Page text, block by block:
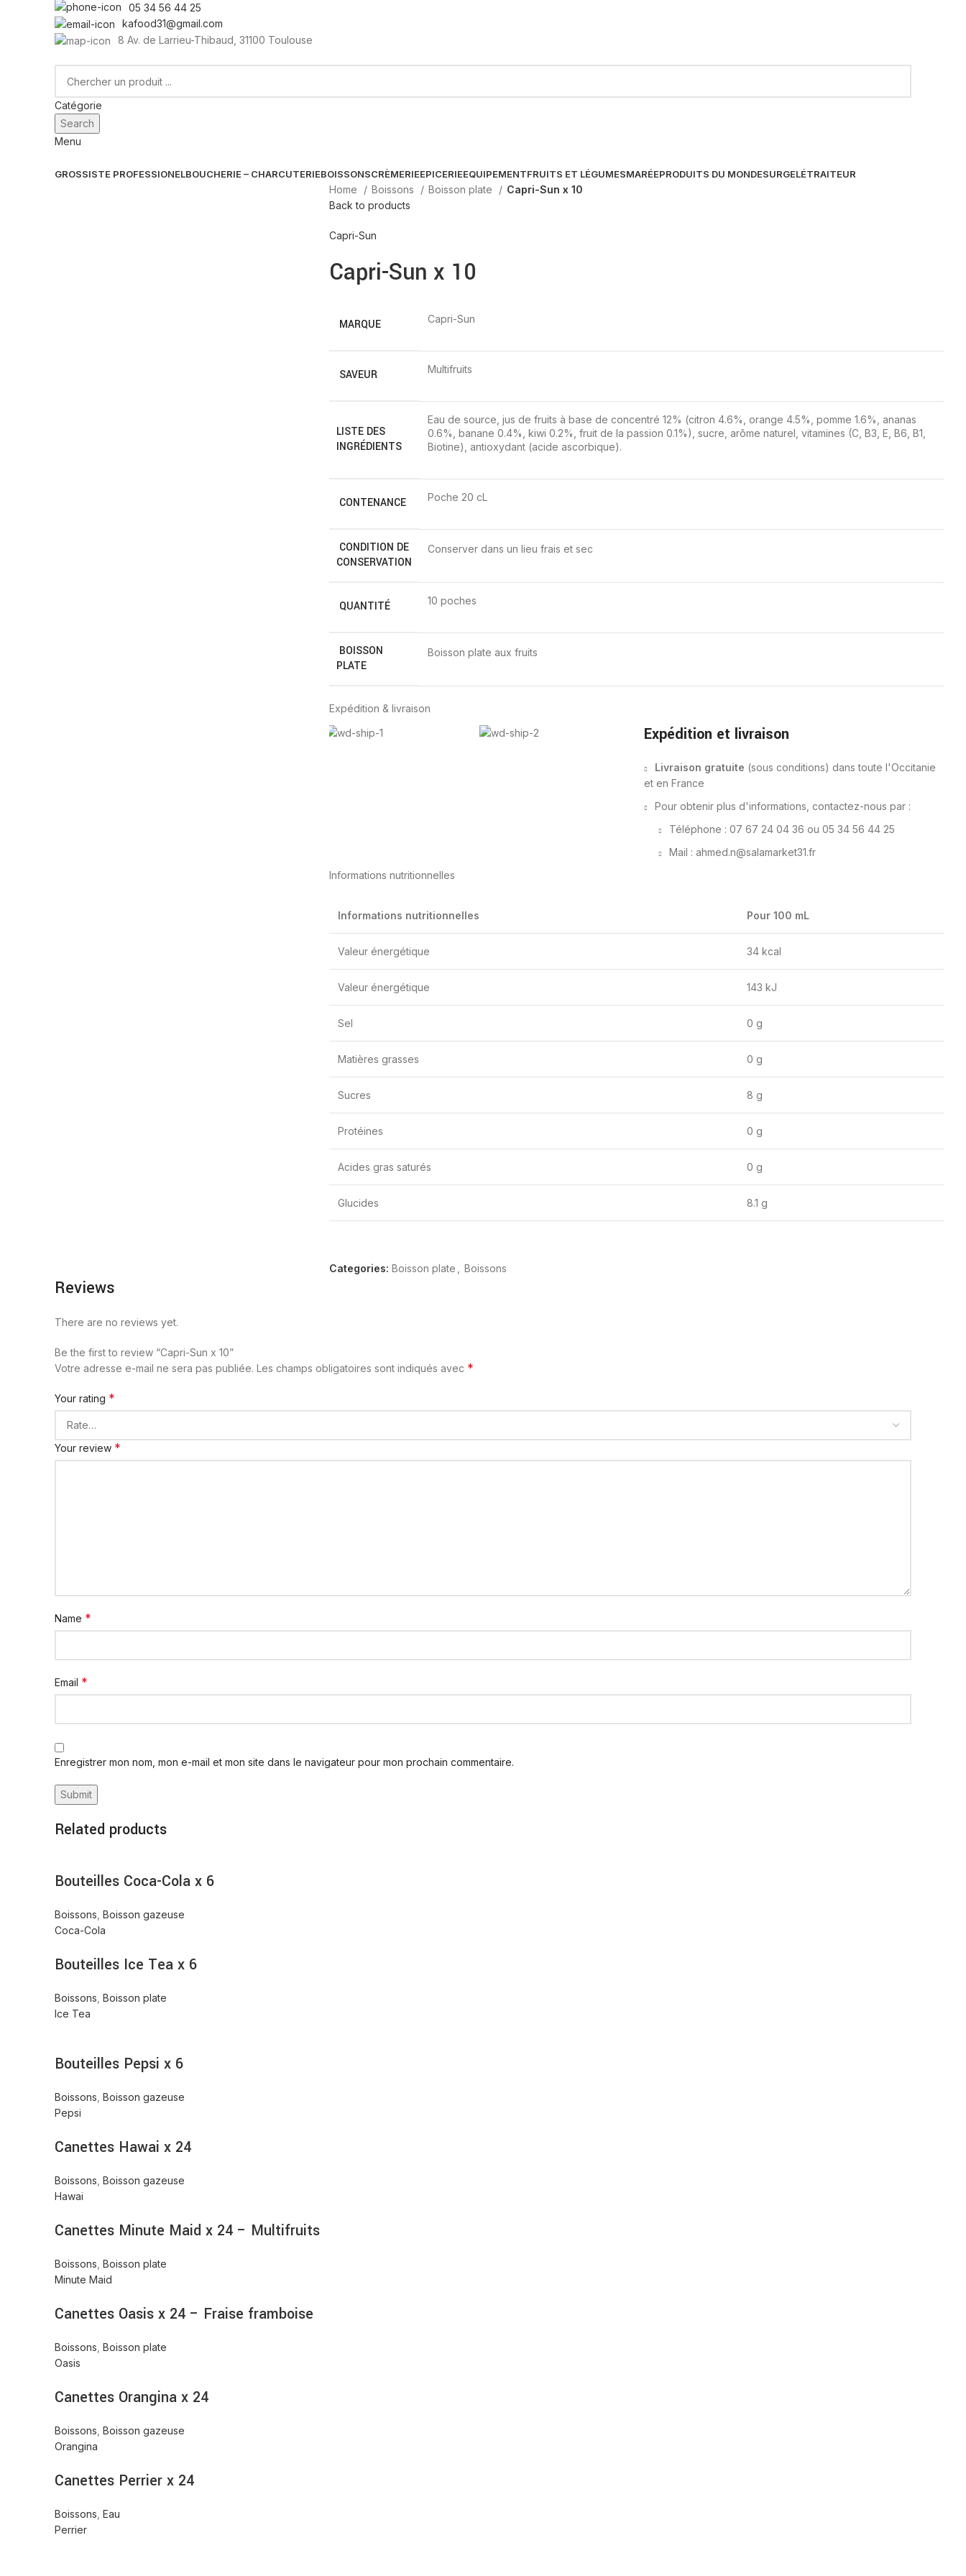
05 34 56 44 25
kafood31@gmail.com
8 Av. de Larrieu-Thibaud, 31100 Toulouse
Catégorie
Search
Menu
GROSSISTE PROFESSIONELBOUCHERIE – CHARCUTERIEBOISSONSCRÈMERIEEPICERIEEQUIPEMENTFRUITS ET LÉGUMESMARÉEPRODUITS DU MONDESURGELÉTRAITEUR
Home Boissons Boisson plate
Capri-Sun x 10
Back to products
Capri-Sun
Capri-Sun x 10
MARQUE Capri-Sun
SAVEUR Multifruits
LISTE DES
INGRÉDIENTS
Eau de source, jus de fruits à base de concentré 12% (citron 4.6%, orange 4.5%, pomme 1.6%, ananas
0.6%, banane 0.4%, kiwi 0.2%, fruit de la passion 0.1%), sucre, arôme naturel, vitamines (C, B3, E, B6, B1,
Biotine), antioxydant (acide ascorbique).
CONTENANCE Poche 20 cL
CONDITION DE
CONSERVATION
Conserver dans un lieu frais et sec
QUANTITÉ 10 poches
BOISSON
PLATE
Boisson plate aux fruits
Expédition & livraison
Expédition et livraison
Livraison gratuite (sous conditions) dans toute l'Occitanie
et en France
Pour obtenir plus d'informations, contactez-nous par :
Téléphone : 07 67 24 04 36 ou 05 34 56 44 25
Mail : ahmed.n@salamarket31.fr
Informations nutritionnelles
Informations nutritionnelles Pour 100 mL
Valeur énergétique 34 kcal
Valeur énergétique 143 kJ
Sel 0 g
Matières grasses 0 g
Sucres 8 g
Protéines 0 g
Acides gras saturés 0 g
Glucides 8.1 g
Categories: Boisson plate Boissons
Reviews
There are no reviews yet.
Be the first to review “Capri-Sun x 10”
Votre adresse e-mail ne sera pas publiée. Les champs obligatoires sont indiqués avec *
Your rating *
Your review *
Name *
Email *
Enregistrer mon nom, mon e-mail et mon site dans le navigateur pour mon prochain commentaire.
Related products
Bouteilles Coca-Cola x 6
Boissons Boisson gazeuse
Coca-Cola
Bouteilles Ice Tea x 6
Boissons Boisson plate
Ice Tea
Bouteilles Pepsi x 6
Boissons Boisson gazeuse
Pepsi
Canettes Hawai x 24
Boissons Boisson gazeuse
Hawai
Canettes Minute Maid x 24 – Multifruits
Boissons Boisson plate
Minute Maid
Canettes Oasis x 24 – Fraise framboise
Boissons Boisson plate
Oasis
Canettes Orangina x 24
Boissons Boisson gazeuse
Orangina
Canettes Perrier x 24
Boissons Eau
Perrier